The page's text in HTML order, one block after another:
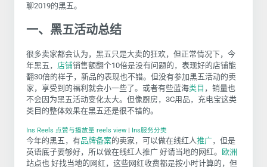
聊2019的黑五。
一、 黑五活动总结
很多卖家都会认为，黑五只是大卖的狂欢，但正常情况下，今
年黑五， 店铺销售额翻个10倍是没有问题的，表现好的店铺能
翻30倍的样子，新品的表现也不错。但没有参加黑五活动的卖
家，享受到的福利就会小一些了。或者有些蓝海类目 ，销量也
不会因为黑五活动变化太大。但像厨房， 3C用品，充电宝这类
类目的整体效果在黑五还是很不错的。
Ins Reels 点赞与播放量 reels view | Ins服务分类
今年的黑五，有品牌备案的卖家，可以做在线红人推广，但是
英语底子要够好，所以做在线红人推广 好请当地的网红。
欧洲
站点也 好找当地的网红，这些网红收费都是按小时计算的，但